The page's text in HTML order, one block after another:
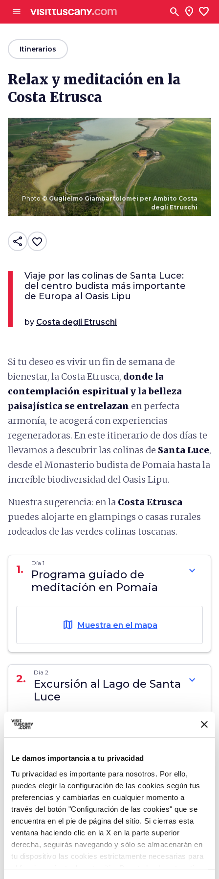
Le damos importancia a tu privacidad
Tu privacidad es importante para nosotros. Por ello,
puedes elegir la configuración de las cookies según tus
preferencias y cambiarlas en cualquier momento a
través del botón "Configuración de las cookies" que se
encuentra en el pie de página del sitio. Si cierras esta
ventana haciendo clic en la X en la parte superior
derecha, seguirás navegando y sólo se almacenarán en
tu dispositivo las cookies estrictamente necesarias para
menu search location_on favorite
arrow_backItinerarios
Relax y meditación en la
Costa Etrusca
Photo ©Guglielmo Giambartolomei per Ambito Costa
degli Etruschi
share favorite_border
Viaje por las colinas de Santa Luce:
del centro budista más importante
de Europa al Oasis Lipu
by Costa degli Etruschi
Si tu deseo es vivir un fin de semana de
bienestar, la Costa Etrusca, donde la
contemplación espiritual y la belleza
paisajística se entrelazan en perfecta
armonía, te acogerá con experiencias
regeneradoras. En este itinerario de dos días te
llevamos a descubrir las colinas de Santa Luce,
desde el Monasterio budista de Pomaia hasta la
increíble biodiversidad del Oasis Lipu.
Nuestra sugerencia: en la Costa Etrusca
puedes alojarte en glampings o casas rurales
rodeados de las verdes colinas toscanas.
1. Día 1
Programa guiado de
meditación en Pomaia
expand_more
map Muestra en el mapa
2. Día 2
Excursión al Lago de Santa
Luce
expand_more
map